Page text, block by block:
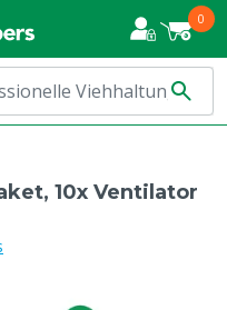
0
10x Ventilator